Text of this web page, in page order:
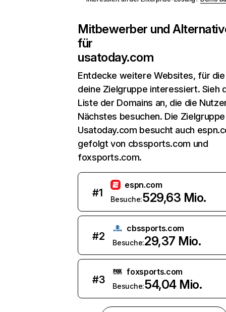
Mitbewerber und
für
usatoday.com
Entdecke weitere Websites, für
deine Zielgruppe interessiert. Sieh
Liste der Domains an, die die
Nächstes besuchen. Die
Usatoday.com besucht auch
gefolgt von cbssports.com und
foxsports.com.
#1
espn.com
Besuche:529,63 Mio.
#2
cbssports.com
Besuche:29,37 Mio.
#3
foxsports.com
Besuche:54,04 Mio.